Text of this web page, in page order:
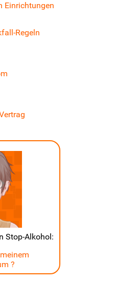
Einrichtungen
Regeln
Stop-Alkohol:
?